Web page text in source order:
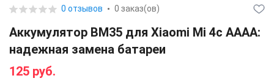
0 отзывов 0 заказ(ов)
Аккумулятор BM35 для Xiaomi Mi 4c AAAA:
надежная замена батареи
125 руб.